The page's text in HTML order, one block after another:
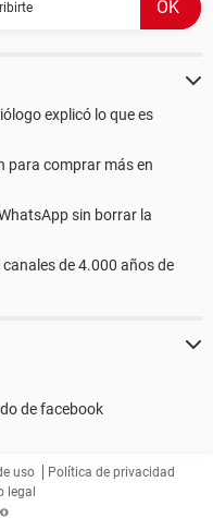
explicó lo que es
para comprar más en
sin borrar la
de 4.000 años de
de facebook
uso
Política de privacidad
legal